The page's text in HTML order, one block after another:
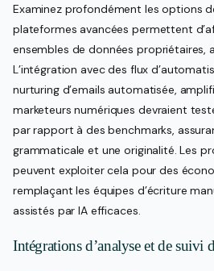
Examinez profondément les options
plateformes avancées permettent
ensembles de données propriétaires,
L’intégration avec des flux
nurturing d’emails automatisée,
marketeurs numériques devraient
par rapport à des benchmarks,
grammaticale et une originalité. Les
peuvent exploiter cela pour des
remplaçant les équipes d’écriture
assistés par IA efficaces.
Intégrations d’analyse et de suivi